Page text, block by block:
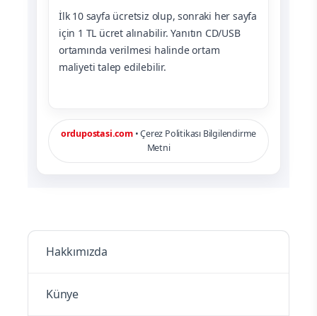
İlk 10 sayfa ücretsiz olup, sonraki her sayfa
için 1 TL ücret alınabilir. Yanıtın CD/USB
ortamında verilmesi halinde ortam
maliyeti talep edilebilir.
ordupostasi.com• Çerez Politikası Bilgilendirme
Metni
Hakkımızda
Künye